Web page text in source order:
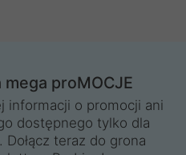
proMOCJE
informacji o promocji ani
dostępnego tylko dla
teraz do grona